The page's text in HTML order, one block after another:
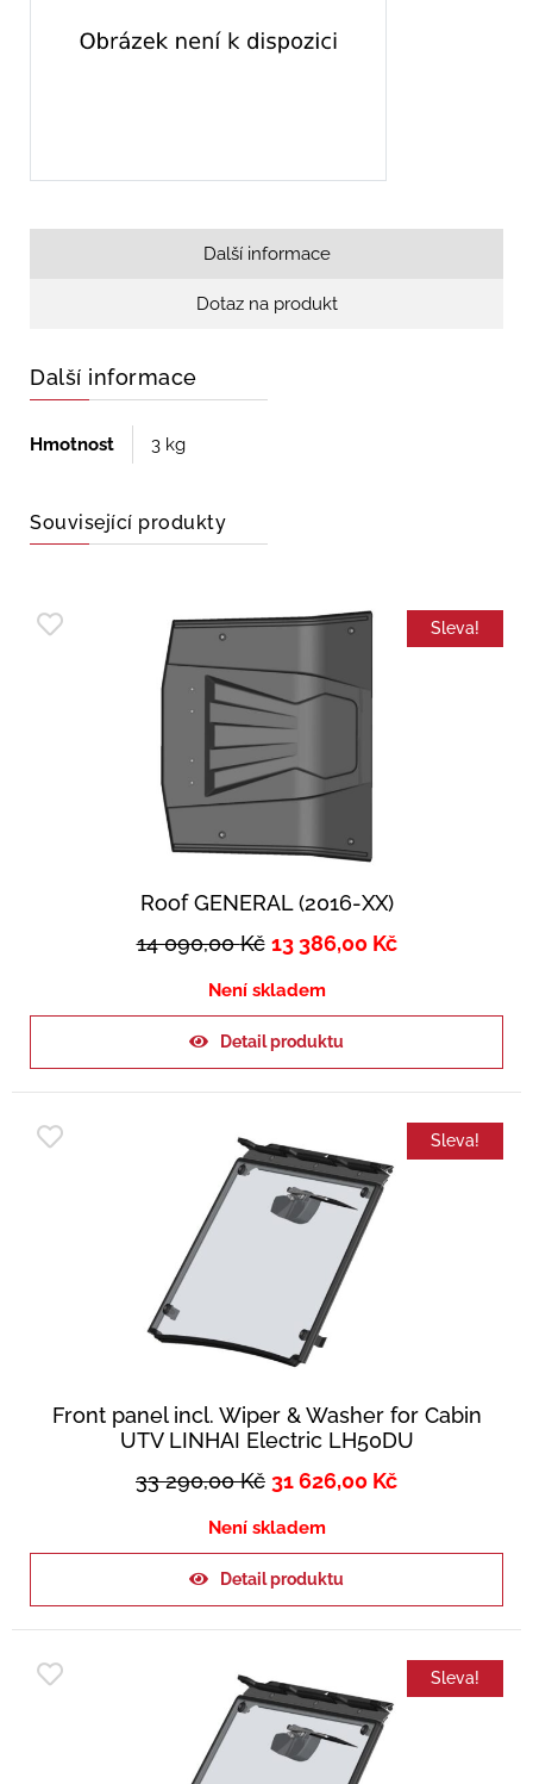
Další informace
Dotaz na produkt
Další informace
Hmotnost 3 kg
Související produkty
Sleva!
Roof GENERAL (2016-XX)
14 090,00Kč 13 386,00 Kč
Není skladem
Detail produktu
Sleva!
Front panel incl. Wiper & Washer for Cabin
UTV LINHAI Electric LH50DU
33 290,00Kč 31 626,00 Kč
Není skladem
Detail produktu
Sleva!